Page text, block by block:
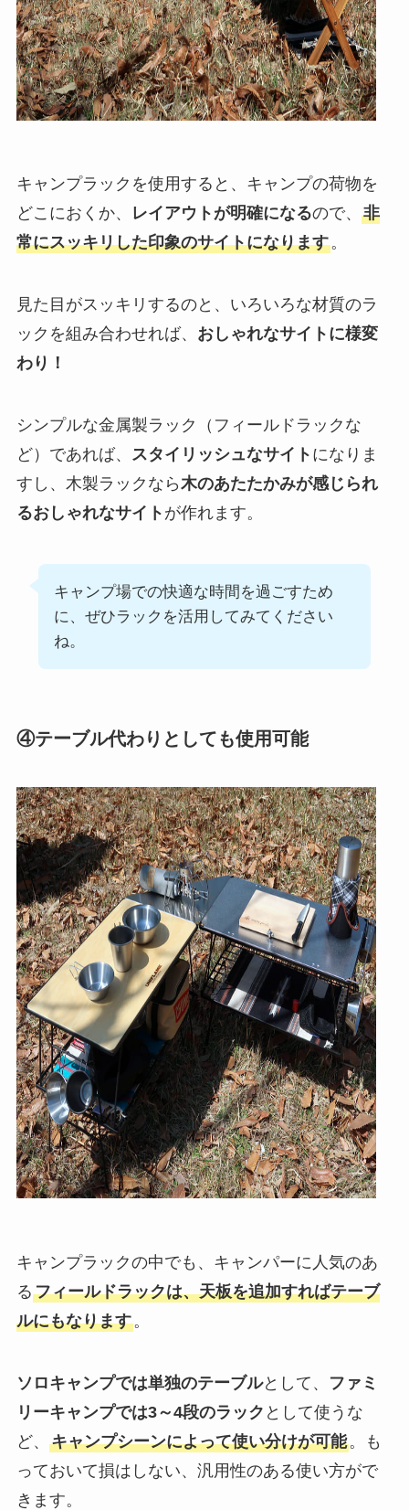
キャンプラックを使用すると、キャンプの荷物を
どこにおくか、
レイアウトが明確になるので、 非
常にスッキリした印象のサイトになります。
見た目がスッキリするのと、いろいろな材質のラ
ックを組み合わせれば、 おしゃれなサイトに様変
わり！
シンプルな金属製ラック（フィールドラックな
ど）であれば、
スタイリッシュなサイト になりま
すし、木製ラックなら木のあたたかみが感じられ
るおしゃれなサイト が作れます。
キャンプ場での快適な時間を過ごすため
に、ぜひラックを活用してみてください
ね。
④テーブル代わりとしても使用可能
キャンプラックの中でも、キャンパーに人気のあ
るフィールドラックは、天板を追加すればテーブ
ルにもなります。
ソロキャンプでは単独のテーブルとして、
ファミ
リーキャンプでは3～4段のラック として使うな
ど、 キャンプシーンによって使い分けが可能。も
っておいて損はしない、汎用性のある使い方がで
きます。